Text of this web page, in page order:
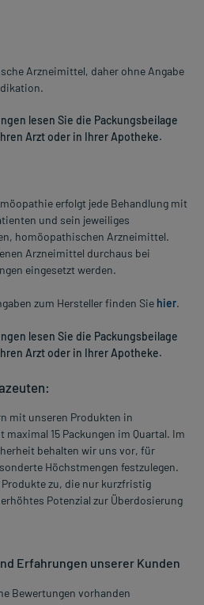
Arzneimittel, daher ohne Angabe
lesen Sie die Packungsbeilage
Arzt oder in Ihrer Apotheke.
erfolgt jede Behandlung mit
und sein jeweiliges
homöopathischen Arzneimittel.
Arzneimittel durchaus bei
eingesetzt werden.
zum Hersteller finden Sie hier.
lesen Sie die Packungsbeilage
Arzt oder in Ihrer Apotheke.
mit unseren Produkten in
15 Packungen im Quartal. Im
behalten wir uns vor, für
Höchstmengen festzulegen.
zu, die nur kurzfristig
Potenzial zur Überdosierung
Erfahrungen unserer Kunden
Bewertungen vorhanden